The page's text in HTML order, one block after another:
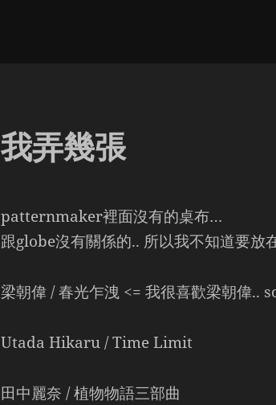
我弄幾張
patternmaker裡面沒有的桌布…
跟globe沒有關係的.. 所以我不知道要
梁朝偉 / 春光乍洩 <= 我很喜歡梁朝偉..
Utada Hikaru / Time Limit
田中麗奈 / 植物物語三部曲